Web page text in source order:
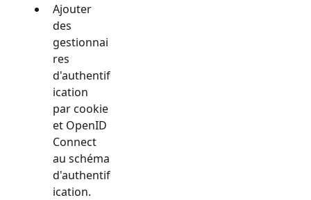
Ajouter
des
gestionnai
res
d'authentif
ication
par cookie
et OpenID
Connect
au schéma
d'authentif
ication.